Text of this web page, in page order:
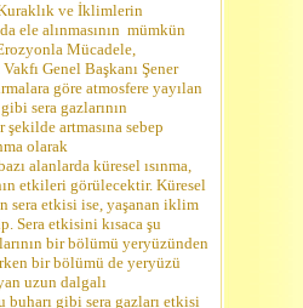
ve İklimlerin
ele alınmasının mümkün
Mücadele,
Genel Başkanı Şener
göre atmosfere yayılan
sera gazlarının
şekilde artmasına sebep
olarak
alanlarda küresel ısınma,
etkileri görülecektir. Küresel
sera etkisi ise, yaşanan iklim
Sera etkisini kısaca şu
bir bölümü yeryüzünden
bir bölümü de yeryüzü
uzun dalgalı
buharı gibi sera gazları etkisi